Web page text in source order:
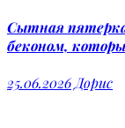
Сытная
беконом,
25.06.2026 Дорис